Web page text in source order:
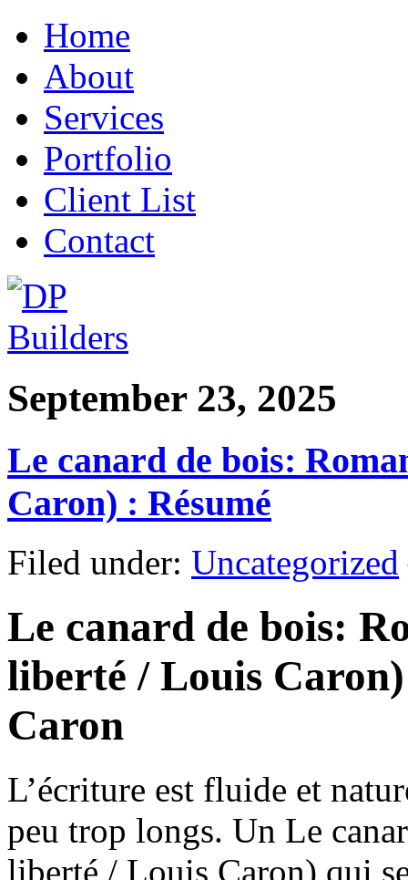
Home
About
Services
Portfolio
Client List
Contact
September 23, 2025
Le canard de bois:
Caron) : Résumé
Filed under: Uncategorized
Le canard de bois:
liberté / Louis
Caron
L’écriture est fluide et
peu trop longs. Un Le
liberté / Louis Caron) qui